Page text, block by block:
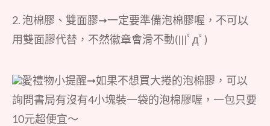
2. 泡棉膠、雙面膠➞一定要準備泡棉膠喔，不可以
用雙面膠代替，不然徽章會滑不動(|||ﾟдﾟ)
愛禮物小提醒➞如果不想買大捲的泡棉膠，可以
詢問書局有沒有4小塊裝一袋的泡棉膠喔，一包只要
10元超便宜～